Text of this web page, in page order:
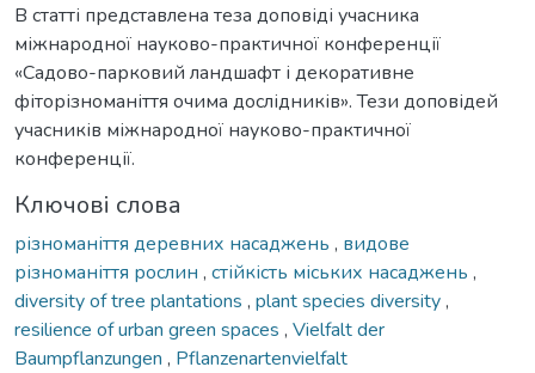
В статті представлена теза доповіді учасника
міжнародної науково-практичної конференції
«Садово-парковий ландшафт і декоративне
фіторізноманіття очима дослідників». Тези доповідей
учасників міжнародної науково-практичної
конференції.
Ключові слова
різноманіття деревних насаджень , видове
різноманіття рослин , стійкість міських насаджень ,
diversity of tree plantations , plant species diversity,
resilience of urban green spaces , Vielfalt der
Baumpflanzungen , Pflanzenartenvielfalt